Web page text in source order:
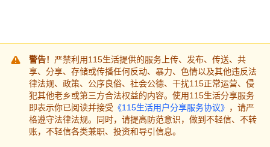
警告！ 严禁利用115生活提供的服务上传、发布、传送、共
享、分享、存储或传播任何反动、暴力、色情以及其他违反法
律法规、政策、公序良俗、社会公德、干扰115正常运营、侵
犯其他老乡或第三方合法权益的内容。使用115生活分享服务
即表示你已阅读并接受 《115生活用户分享服务协议》 ，请严
格遵守法律法规。同时，请提高防范意识，做到不轻信、不转
账，不轻信各类兼职、投资和导引信息。